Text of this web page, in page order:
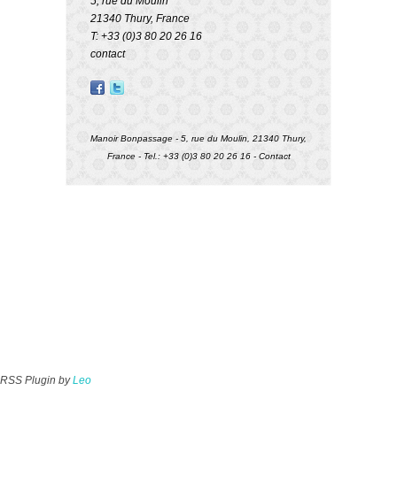
21340 Thury, France
T: +33 (0)3 80 20 26 16
contact
Manoir Bonpassage - 5, rue du Moulin, 21340 Thury,
France - Tel.: +33 (0)3 80 20 26 16 - Contact
RSS Plugin byLeo